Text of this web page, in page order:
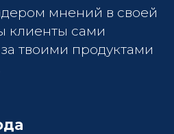
мнений в своей
клиенты сами
твоими продуктами